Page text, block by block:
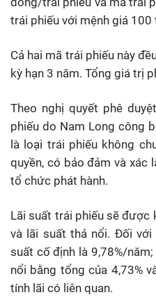
trái phiếu với mệnh giá
Cả hai mã trái phiếu này
kỳ hạn 3 năm. Tổng giá trị
Theo nghị quyết phê
phiếu do Nam Long công
là loại trái phiếu không
quyền, có bảo đảm và xác
tổ chức phát hành.
Lãi suất trái phiếu sẽ được
và lãi suất thả nổi. Đối
suất cố định là 9,78%/
nổi bằng tổng của 4,73%
tính lãi có liên quan.